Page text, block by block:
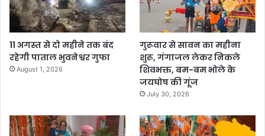
11 अगस्त से दो महीने तक बंद
रहेगी पाताल भुवनेश्वर गुफा
August 1, 2026
गुरूवार से सावन का महीना
शुरू, गंगाजल लेकर निकले
शिवभक्त, बम-बम भोले के
जयघोष की गूंज
July 30, 2026